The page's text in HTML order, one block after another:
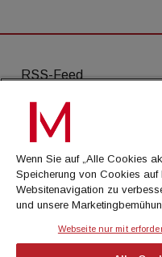
RSS-Feed
AGB
Datenschutz
Kontakt
Impressum
Wenn Sie auf „Alle Cookies
Speicherung von Cookies auf
Websitenavigation zu
und unsere
Webseite nur mit